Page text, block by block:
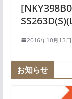
2016年10月13日
お知らせ